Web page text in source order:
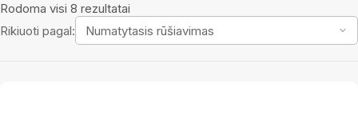
Rodoma visi 8 rezultatai
Rikiuoti pagal: